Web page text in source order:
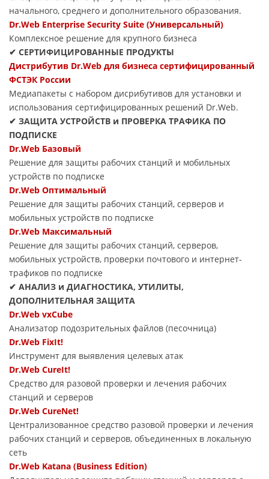
начального, среднего и дополнительного образования.
Dr.Web Enterprise Security Suite (Универсальный)
Комплексное решение для крупного бизнеса
✔ СЕРТИФИЦИРОВАННЫЕ ПРОДУКТЫ
Дистрибутив Dr.Web для бизнеса сертифицированный
ФСТЭК России
Медиапакеты с набором дисрибутивов для установки и
использования сертифицированных решений Dr.Web.
✔ ЗАЩИТА УСТРОЙСТВ и ПРОВЕРКА ТРАФИКА ПО
ПОДПИСКЕ
Dr.Web Базовый
Решение для защиты рабочих станций и мобильных
устройств по подписке
Dr.Web Оптимальный
Решение для защиты рабочих станций, серверов и
мобильных устройств по подписке
Dr.Web Максимальный
Решение для защиты рабочих станций, серверов,
мобильных устройств, проверки почтового и интернет-
трафиков по подписке
✔ АНАЛИЗ и ДИАГНОСТИКА, УТИЛИТЫ,
ДОПОЛНИТЕЛЬНАЯ ЗАЩИТА
Dr.Web vxCube
Анализатор подозрительных файлов (песочница)
Dr.Web FixIt!
Инструмент для выявления целевых атак
Dr.Web CureIt!
Средство для разовой проверки и лечения рабочих
станций и серверов
Dr.Web CureNet!
Централизованное средство разовой проверки и лечения
рабочих станций и серверов, объединенных в локальную
сеть
Dr.Web Katana (Business Edition)